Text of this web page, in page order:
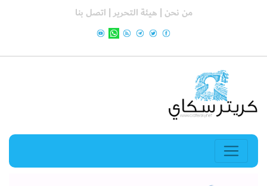
من نحن | هيئة التحرير | اتصل بنا